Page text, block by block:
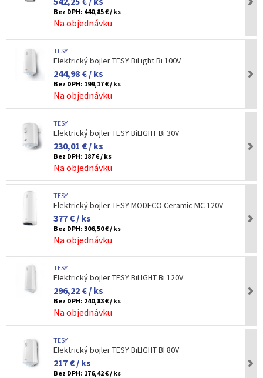
Bez DPH: 440,85 € / ks
Na objednávku
TESY
Elektrický bojler TESY BiLight Bi 100V
244,98 € / ks
Bez DPH: 199,17 € / ks
Na objednávku
TESY
Elektrický bojler TESY BiLIGHT Bi 30V
230,01 € / ks
Bez DPH: 187 € / ks
Na objednávku
TESY
Elektrický bojler TESY MODECO Ceramic MC 120V
377 € / ks
Bez DPH: 306,50 € / ks
Na objednávku
TESY
Elektrický bojler TESY BiLIGHT Bi 120V
296,22 € / ks
Bez DPH: 240,83 € / ks
Na objednávku
TESY
Elektrický bojler TESY BiLIGHT BI 80V
217 € / ks
Bez DPH: 176,42 € / ks